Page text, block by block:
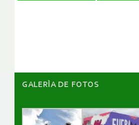
GALERÌA DE FOTOS